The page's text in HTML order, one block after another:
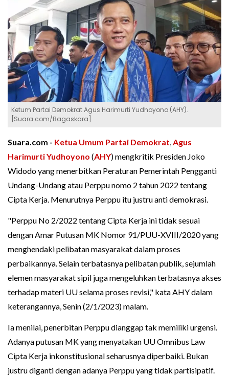
Ketum Partai Demokrat Agus Harimurti Yudhoyono (AHY).
[Suara.com/Bagaskara]
Suara.com - Ketua Umum Partai Demokrat,Agus
Harimurti Yudhoyono (AHY) mengkritik Presiden Joko
Widodo yang menerbitkan Peraturan Pemerintah Pengganti
Undang-Undang atau Perppu nomo 2 tahun 2022 tentang
Cipta Kerja. Menurutnya Perppu itu justru anti demokrasi.
"Perppu No 2/2022 tentang Cipta Kerja ini tidak sesuai
dengan Amar Putusan MK Nomor 91/PUU-XVIII/2020 yang
menghendaki pelibatan masyarakat dalam proses
perbaikannya. Selain terbatasnya pelibatan publik, sejumlah
elemen masyarakat sipil juga mengeluhkan terbatasnya akses
terhadap materi UU selama proses revisi," kata AHY dalam
keterangannya, Senin (2/1/2023) malam.
Ia menilai, penerbitan Perppu dianggap tak memiliki urgensi.
Adanya putusan MK yang menyatakan UU Omnibus Law
Cipta Kerja inkonstitusional seharusnya diperbaiki. Bukan
justru diganti dengan adanya Perppu yang tidak partisipatif.